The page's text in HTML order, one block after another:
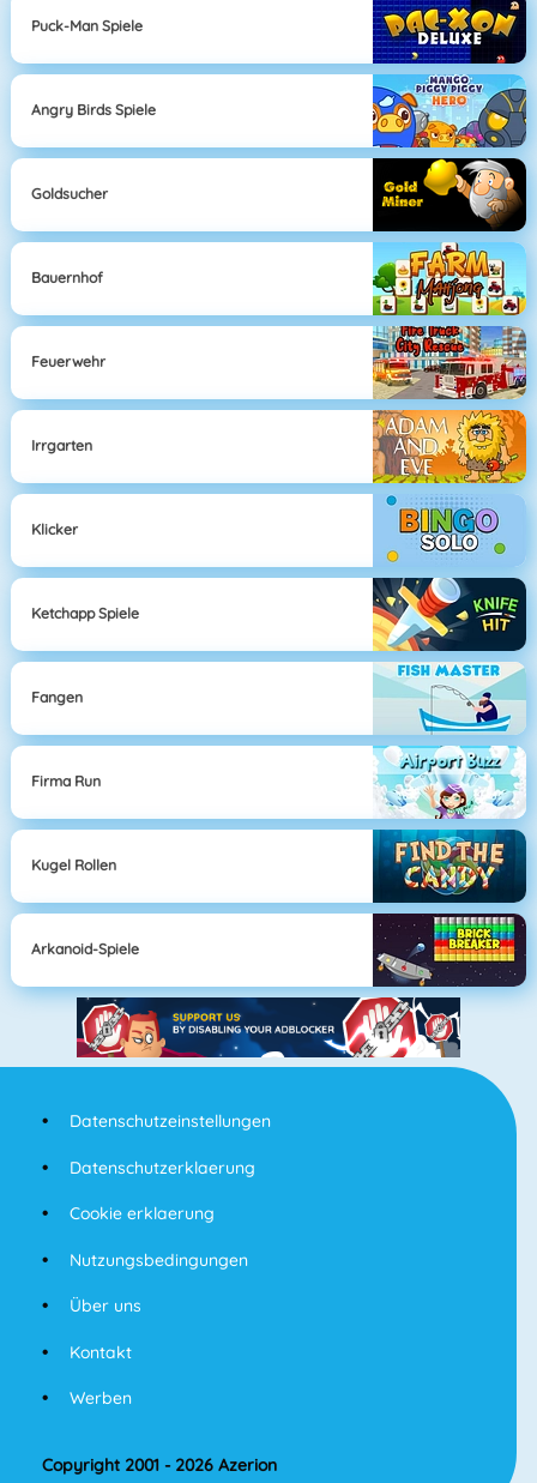
Puck-Man Spiele
Angry Birds Spiele
Goldsucher
Bauernhof
Feuerwehr
Irrgarten
Klicker
Ketchapp Spiele
Fangen
Firma Run
Kugel Rollen
Arkanoid-Spiele
Datenschutzeinstellungen
Datenschutzerklaerung
Cookie erklaerung
Nutzungsbedingungen
Über uns
Kontakt
Werben
Copyright 2001 - 2026 Azerion